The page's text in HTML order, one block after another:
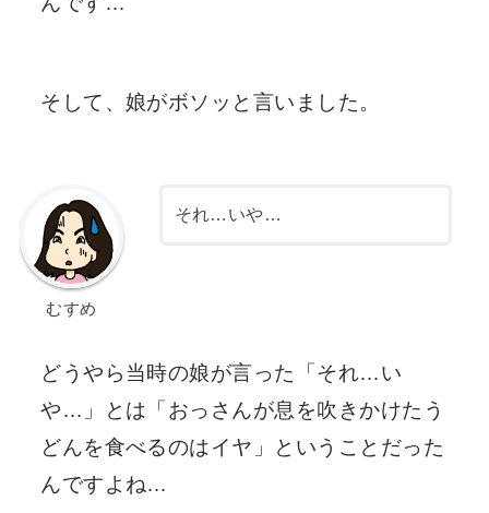
そして、娘がボソッと言いました。
むすめ
それ…いや…
どうやら当時の娘が言った「それ…い
や…」とは「おっさんが息を吹きかけたう
どんを食べるのはイヤ」ということだった
んですよね…